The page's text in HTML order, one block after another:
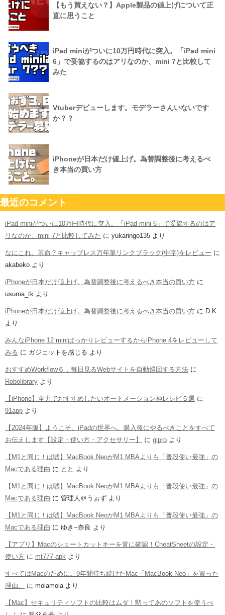
【もう買えない？】Apple製品の値上げについて正
直に思うこと
iPad miniがついに10万円時代に突入。「iPad mini
6」で妥協するのはアリなのか、mini 7と比較して
みた
Vtuberデビューします。モデラーさんいないです
か？？
iPhoneが日本だけ値上げ。為替調整後に考えるべ
き本当の買い方
最近のコメント
iPad miniがついに10万円時代に突入。「iPad mini 6」で妥協するのはア
リなのか、mini 7と比較してみた に yukaringo135 より
なにこれ、革命？キャップレス万年筆リンクブラック(中字)をレビュー に
akabeko より
iPhoneが日本だけ値上げ。為替調整後に考えるべき本当の買い方 に
usuma_tk より
iPhoneが日本だけ値上げ。為替調整後に考えるべき本当の買い方 に D.K
より
みんなiPhone 12 miniばっかりレビューするからiPhone 4をレビューして
みる に ガジェットを感じる より
おすすめWorkflow６．毎日見るWebサイトを自動巡回する方法 に
Robolibrary より
【iPhone】全力でおすすめしたいオートメーション神レシピ５選 に
91app より
【2024年版】ようこそ、iPadの世界へ。購入後にやるべきことをすべて
お伝えします【設定・使い方・アクセサリー】
に glpro より
【M1と同じ！は嘘】MacBook NeoがM1 MBAよりも「普段使い最強」の
Macである理由 に とと より
【M1と同じ！は嘘】MacBook NeoがM1 MBAよりも「普段使い最強」の
Macである理由 に 管理人＠うぉず より
【M1と同じ！は嘘】MacBook NeoがM1 MBAよりも「普段使い最強」の
Macである理由 に ゆき−奈良 より
【アプリ】Macのショートカットキーを常に確認！CheatSheetの設定・
使い方 に mt777 apk より
すべてはMacのために。9年間待ち続けたMac「MacBook Neo」を買った
理由。
に molamola より
【Mac】セキュリティソフトの比較はムダ！黙ってあのソフトを使うべ